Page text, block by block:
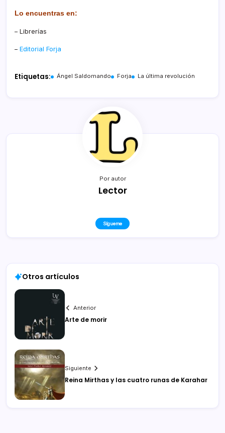
Lo encuentras en:
– Librerías
– Editorial Forja
Etiquetas: Ángel Saldomando Forja La última revolución
Por autor
Lector
Sígueme
Otros artículos
Anterior
Arte de morir
Siguiente
Reina Mirthas y las cuatro runas de Karahar